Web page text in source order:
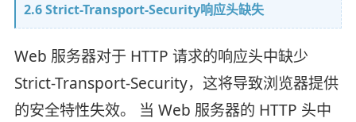
2.6 Strict-Transport-Security响应头缺失
Web 服务器对于 HTTP 请求的响应头中缺少
Strict-Transport-Security，这将导致浏览器提供
的安全特性失效。 当 Web 服务器的 HTTP 头中